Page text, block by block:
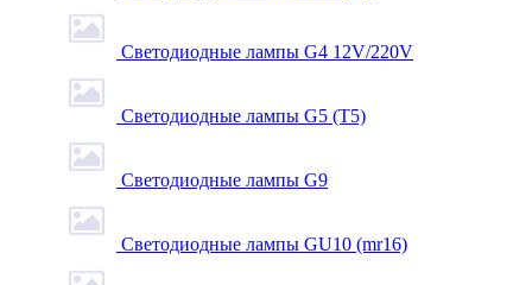
Светодиодные лампы G4 12V/220V
Светодиодные лампы G5 (T5)
Светодиодные лампы G9
Светодиодные лампы GU10 (mr16)